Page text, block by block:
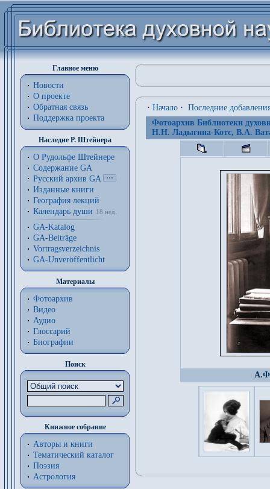
Главное меню
Новости
О проекте
Обратная связь
Поддержка проекта
Наследие Р. Штейнера
О Рудольфе Штейнере
Содержание GA
Русский архив GA
Изданные книги
География лекций
Календарь души
18 нед.
GA-Katalog
GA-Beiträge
Vortragsverzeichnis
GA-Unveröffentlicht
Материалы
Фотоархив
Видео
Аудио
Глоссарий
Биографии
Поиск
Книжное собрание
Авторы и книги
Тематический каталог
Поэзия
Астрология
· Начало · Последние
Фотоархив Библиотеки
Н.Н. Ладыгина-Котс, В.А.
А.Ф.